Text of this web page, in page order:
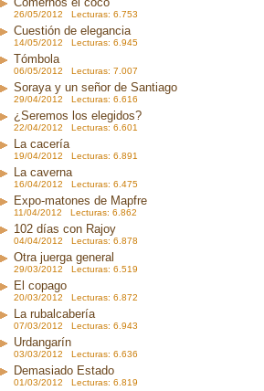
26/05/2012 Lecturas: 6.753
Cuestión de elegancia
14/05/2012 Lecturas: 6.945
Tómbola
06/05/2012 Lecturas: 7.007
Soraya y un señor de Santiago
29/04/2012 Lecturas: 6.616
¿Seremos los elegidos?
22/04/2012 Lecturas: 6.601
La cacería
19/04/2012 Lecturas: 6.891
La caverna
16/04/2012 Lecturas: 6.475
Expo-matones de Mapfre
11/04/2012 Lecturas: 6.862
102 días con Rajoy
04/04/2012 Lecturas: 6.878
Otra juerga general
29/03/2012 Lecturas: 6.519
El copago
20/03/2012 Lecturas: 6.872
La rubalcabería
07/03/2012 Lecturas: 6.943
Urdangarín
03/03/2012 Lecturas: 6.636
Demasiado Estado
01/03/2012 Lecturas: 6.819